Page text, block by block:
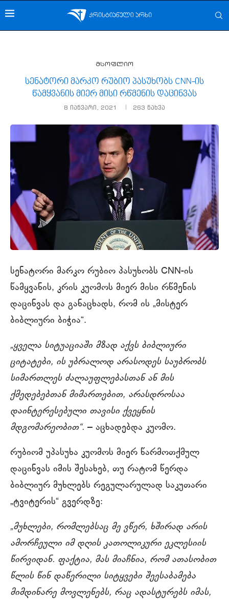
მსოფლიო
სენატორი მარკო რუბიო პასუხობს CNN-ის
წამყვანის მიერ მისი რწმენის დაცინვას
8 იანვარი, 2021 263 ნახვა
სენატორი მარკო რუბიო პასუხობს CNN-ის
წამყვანის, კრის კუომოს მიერ მისი რწმენის
დაცინვას და განაცხადს, რომ ის „მისტერ
ბიბლიური ბიჭია“.
„ყველა სიტუაციაში მზად აქვს ბიბლიური
ციტატები, ის უბრალოდ არასოდეს საუბრობს
სიმართლეს ძალაუფლებასთან ან მის
ქმედებებთან მიმართებით, არასდროსაა
დაინტერესებული თავისი ქვეყნის
მდგომარეობით“. – აცხადებდა კუომო.
რუბიომ უპასუხა კუომოს მიერ წარმოთქმულ
დაცინვას იმის შესახებ, თუ რატომ წერდა
ბიბლიურ მუხლებს რეგულარულად საკუთარი
„ტვიტერის“ გვერდზე:
„მუხლები, რომლებსაც მე ვწერ, ხშირად არის
ამორჩეული იმ დღის კათოლიკური ეკლესიის
წირვიდან. ფაქტია, მას მიაჩნია, რომ ათასობით
წლის წინ დაწერილი სიტყვები შეესაბამება
მიმდინარე მოვლენებს, რაც ადასტურებს იმას,